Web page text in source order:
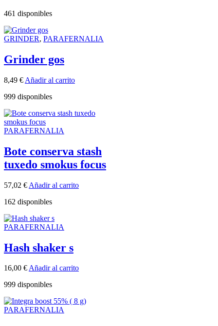
461 disponibles
GRINDER, PARAFERNALIA
Grinder gos
8,49 € Añadir al carrito
999 disponibles
PARAFERNALIA
Bote conserva stash
tuxedo smokus focus
57,02 € Añadir al carrito
162 disponibles
PARAFERNALIA
Hash shaker s
16,00 €Añadir al carrito
999 disponibles
PARAFERNALIA